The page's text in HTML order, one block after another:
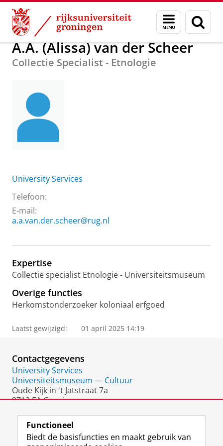
Skip
Content
Skip
Navigation
Menu
en
zoeken
Over ons A.A. (Alissa) van der Scheer
A.A. (Alissa) van der Scheer
Collectie Specialist - Etnologie
University Services
Telefoon:
E-mail:
a.a.van.der.scheer@rug.nl
Expertise
Collectie specialist Etnologie - Universiteitsmuseum
Overige functies
Herkomstonderzoeker koloniaal erfgoed
Laatst gewijzigd: 01 april 2025 14:19
Contactgegevens
University Services
Universiteitsmuseum — Cultuur
Oude Kijk in 't Jatstraat 7a
9712 EA Groningen
Functioneel
Biedt de basisfuncties en maakt gebruik van